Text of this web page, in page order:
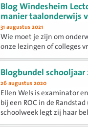
Blog Windesheim
manier taalonderwijs
31 augustus 2021
Wie moet je zijn om
onze lezingen of colleges
hoe doe je dat dan,
school? Hoe krijg je je
Blogbundel schooljaar
26 augustus 2020
Ellen Wels is examinator
bij een ROC in de
schoolweek legt zij haar
het op school?'. Het